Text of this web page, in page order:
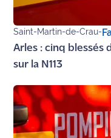
sommes
Devenir
annonceur
Recrutement
Mention
légales
Saint-Martin-de-Crau-
Arles : cinq blessés
sur la N113